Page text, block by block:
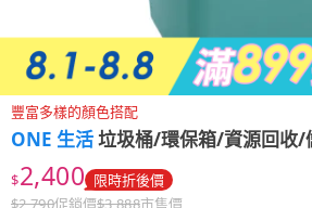
豐富多樣的顏色搭配
ONE 生活垃圾桶/環保箱/資源回收/
$2,400 限時折後價
$2,790促銷價$3,888市售價